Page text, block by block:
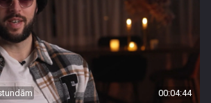
00:04:44